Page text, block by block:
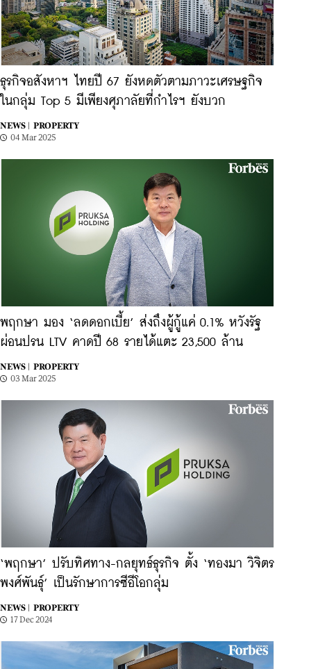
ธุรกิจอสังหาฯ ไทยปี 67 ยังหดตัวตามภาวะเศรษฐกิจ
ในกลุ่ม Top 5 มีเพียงศุภาลัยที่กำไรฯ ยังบวก
NEWS |
PROPERTY
04 Mar 2025
พฤกษา มอง ‘ลดดอกเบี้ย’ ส่งถึงผู้กู้แค่ 0.1% หวังรัฐ
ผ่อนปรน LTV คาดปี 68 รายได้แตะ 23,500 ล้าน
NEWS |
PROPERTY
03 Mar 2025
‘พฤกษา’ ปรับทิศทาง-กลยุทธ์ธุรกิจ ตั้ง ‘ทองมา วิจิตร
พงศ์พันธุ์’ เป็นรักษาการซีอีโอกลุ่ม
NEWS |
PROPERTY
17 Dec 2024